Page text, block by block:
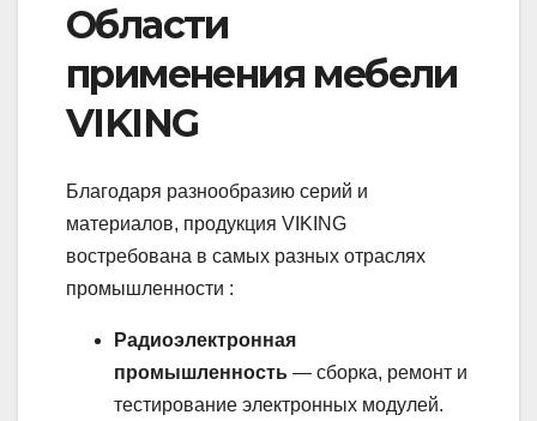
Области
применения мебели
VIKING
Благодаря разнообразию серий и
материалов, продукция VIKING
востребована в самых разных отраслях
промышленности :
Радиоэлектронная
промышленность — сборка, ремонт и
тестирование электронных модулей.